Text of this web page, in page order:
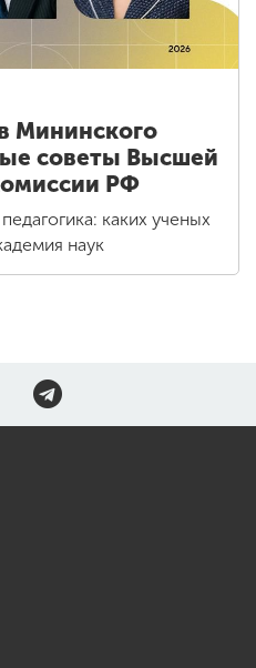
Мининского
советы Высшей
РФ
каких ученых
наук